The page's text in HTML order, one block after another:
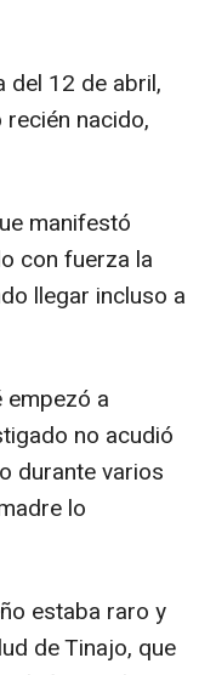
del 12 de abril,
nacido,
manifestó
con fuerza la
llegar incluso a
a
no acudió
durante varios
lo
estaba raro y
de Tinajo, que